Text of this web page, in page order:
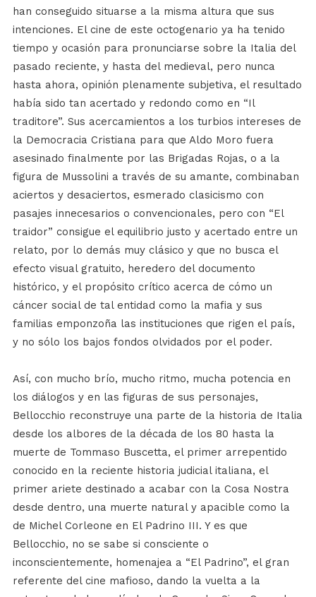
han conseguido situarse a la misma altura que sus
intenciones. El cine de este octogenario ya ha tenido
tiempo y ocasión para pronunciarse sobre la Italia del
pasado reciente, y hasta del medieval, pero nunca
hasta ahora, opinión plenamente subjetiva, el resultado
había sido tan acertado y redondo como en “Il
traditore”. Sus acercamientos a los turbios intereses de
la Democracia Cristiana para que Aldo Moro fuera
asesinado finalmente por las Brigadas Rojas, o a la
figura de Mussolini a través de su amante, combinaban
aciertos y desaciertos, esmerado clasicismo con
pasajes innecesarios o convencionales, pero con “El
traidor” consigue el equilibrio justo y acertado entre un
relato, por lo demás muy clásico y que no busca el
efecto visual gratuito, heredero del documento
histórico, y el propósito crítico acerca de cómo un
cáncer social de tal entidad como la mafia y sus
familias emponzoña las instituciones que rigen el país,
y no sólo los bajos fondos olvidados por el poder.
Así, con mucho brío, mucho ritmo, mucha potencia en
los diálogos y en las figuras de sus personajes,
Bellocchio reconstruye una parte de la historia de Italia
desde los albores de la década de los 80 hasta la
muerte de Tommaso Buscetta, el primer arrepentido
conocido en la reciente historia judicial italiana, el
primer ariete destinado a acabar con la Cosa Nostra
desde dentro, una muerte natural y apacible como la
de Michel Corleone en El Padrino III. Y es que
Bellocchio, no se sabe si consciente o
inconscientemente, homenajea a “El Padrino”, el gran
referente del cine mafioso, dando la vuelta a la